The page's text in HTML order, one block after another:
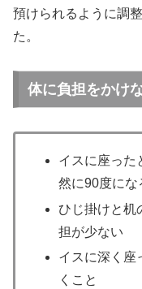
預けられるように調
た。
体に負担をかけ
イスに座った
然に90度にな
ひじ掛けと机
担が少ない
イスに深く座
くこと